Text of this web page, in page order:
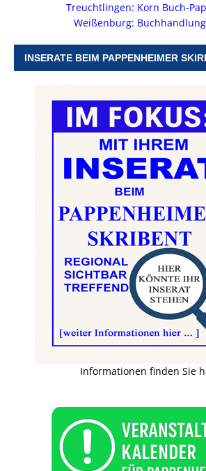
Treuchtlingen: Korn Buch-
Weißenburg:
INSERATE BEIM PAPPENHEIMER
Informationen finden Sie